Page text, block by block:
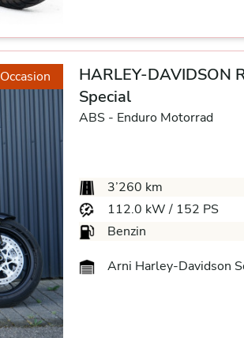
Occasion
HARLEY-DAVIDSON
Special
ABS - Enduro Motorrad
3’260 km
112.0 kW / 152 PS
Benzin
Arni Harley-Davidson